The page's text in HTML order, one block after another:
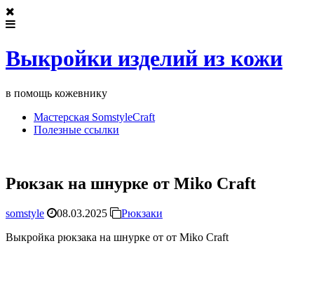
Выкройки изделий из кожи
в помощь кожевнику
Мастерская SomstyleCraft
Полезные ссылки
Рюкзак на шнурке от Miko Craft
somstyle 08.03.2025
Рюкзаки
Выкройка рюкзака на шнурке от от Miko Craft